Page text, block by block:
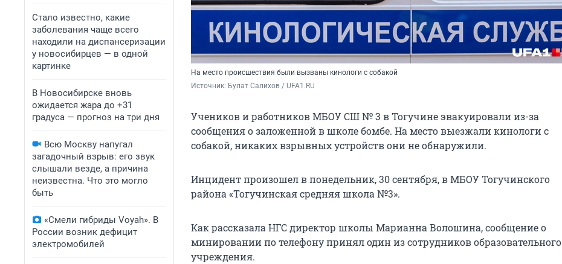
Стало известно, какие
заболевания чаще всего
находили на диспансеризации
у новосибирцев — в одной
картинке
В Новосибирске вновь
ожидается жара до +31
градуса — прогноз на три дня
Всю Москву напугал
загадочный взрыв: его звук
слышали везде, а причина
неизвестна. Что это могло
быть
«Смели гибриды Voyah». В
России возник дефицит
электромобилей
На место происшествия были вызваны кинологи с собакой
Источник: Булат Салихов / UFA1.RU
Учеников и работников МБОУ СШ № 3 в Тогучине эвакуировали из-за
сообщения о заложенной в школе бомбе. На место выезжали кинологи с
собакой, никаких взрывных устройств они не обнаружили.
Инцидент произошел в понедельник, 30 сентября, в МБОУ Тогучинского
района «Тогучинская средняя школа №3».
Как рассказала НГС директор школы Марианна Волошина, сообщение о
минировании по телефону принял один из сотрудников образовательного
учреждения.